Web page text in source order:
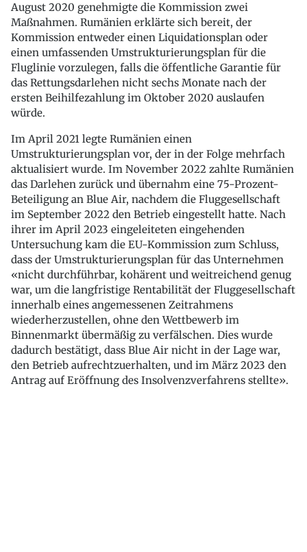
August 2020 genehmigte die Kommission zwei
Maßnahmen. Rumänien erklärte sich bereit, der
Kommission entweder einen Liquidationsplan oder
einen umfassenden Umstrukturierungsplan für die
Fluglinie vorzulegen, falls die öffentliche Garantie für
das Rettungsdarlehen nicht sechs Monate nach der
ersten Beihilfezahlung im Oktober 2020 auslaufen
würde.
Im April 2021 legte Rumänien einen
Umstrukturierungsplan vor, der in der Folge mehrfach
aktualisiert wurde. Im November 2022 zahlte Rumänien
das Darlehen zurück und übernahm eine 75-Prozent-
Beteiligung an Blue Air, nachdem die Fluggesellschaft
im September 2022 den Betrieb eingestellt hatte. Nach
ihrer im April 2023 eingeleiteten eingehenden
Untersuchung kam die EU-Kommission zum Schluss,
dass der Umstrukturierungsplan für das Unternehmen
«nicht durchführbar, kohärent und weitreichend genug
war, um die langfristige Rentabilität der Fluggesellschaft
innerhalb eines angemessenen Zeitrahmens
wiederherzustellen, ohne den Wettbewerb im
Binnenmarkt übermäßig zu verfälschen. Dies wurde
dadurch bestätigt, dass Blue Air nicht in der Lage war,
den Betrieb aufrechtzuerhalten, und im März 2023 den
Antrag auf Eröffnung des Insolvenzverfahrens stellte».